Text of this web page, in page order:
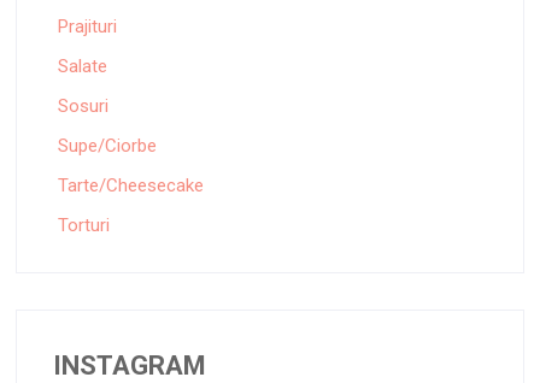
Prajituri
Salate
Sosuri
Supe/Ciorbe
Tarte/Cheesecake
Torturi
INSTAGRAM